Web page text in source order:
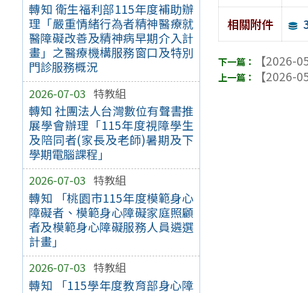
轉知 衛生福利部115年度補助辦
理「嚴重情緒行為者精神醫療就
醫障礙改善及精神病早期介入計
畫」之醫療機構服務窗口及特別
門診服務概況
2026-07-03 特教組
轉知 社團法人台灣數位有聲書推
展學會辦理「115年度視障學生
及陪同者(家長及老師)暑期及下
學期電腦課程」
2026-07-03 特教組
轉知 「桃園市115年度模範身心
障礙者、模範身心障礙家庭照顧
者及模範身心障礙服務人員遴選
計畫」
2026-07-03 特教組
轉知 「115學年度教育部身心障
相關附件
【2026-
【2026-